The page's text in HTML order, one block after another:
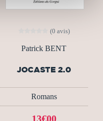
(0 avis)
Patrick BENT
JOCASTE 2.0
Romans
13€00